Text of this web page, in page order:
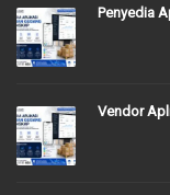
Penyedia
Vendor